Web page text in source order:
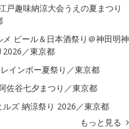
戸趣味納涼大会うえの夏まつり
メ ビール＆日本酒祭り＠神田明神
2026／東京都
インボー夏祭り／東京都
佐谷七夕まつり／東京都
ルズ 納涼祭り 2026／東京都
もっと見る